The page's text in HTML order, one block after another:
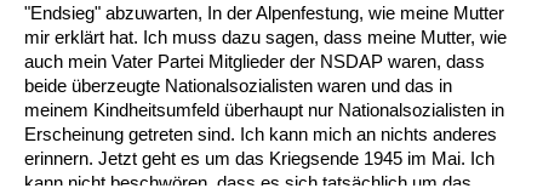
Frauen, Mütter, Kinder
Versorgung
Heimkehrer
Fluchtgeschichten
"Endsieg" abzuwarten, In der Alpenfestung, wie meine Mutter
mir erklärt hat. Ich muss dazu sagen, dass meine Mutter, wie
auch mein Vater Partei Mitglieder der NSDAP waren, dass
beide überzeugte Nationalsozialisten waren und das in
meinem Kindheitsumfeld überhaupt nur Nationalsozialisten in
Erscheinung getreten sind. Ich kann mich an nichts anderes
erinnern. Jetzt geht es um das Kriegsende 1945 im Mai. Ich
kann nicht beschwören, dass es sich tatsächlich um das